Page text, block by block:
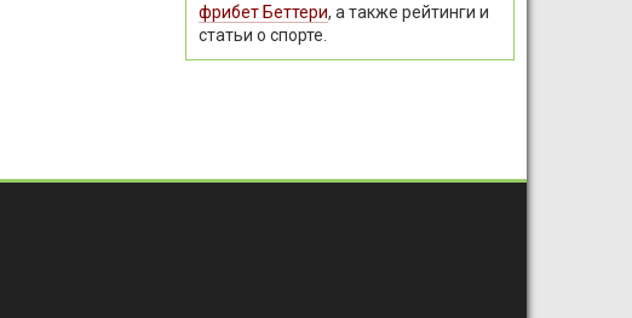
фрибет Беттери, а также рейтинги и
статьи о спорте.